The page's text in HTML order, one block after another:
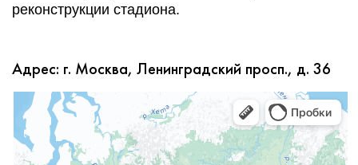
реконструкции стадиона.
Адрес: г. Москва, Ленинградский просп., д. 36